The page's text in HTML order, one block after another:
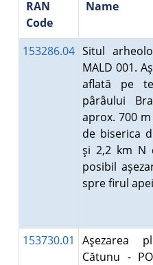
RAN
Code
Name
153286.04 Situl
MALD 001.
aflată pe
pârâului
aprox. 700
de biserica
şi 2,2 km N
posibil
spre firul
153730.01
Aşezarea
Cătunu -